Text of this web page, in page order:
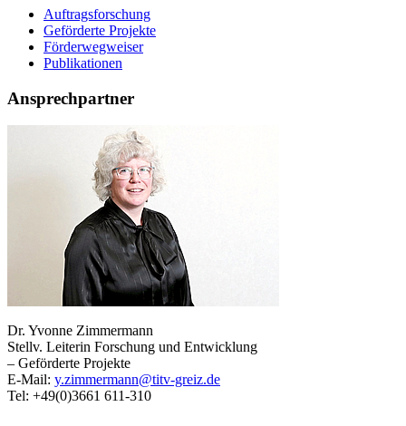
Auftragsforschung
Geförderte Projekte
Förderwegweiser
Publikationen
Ansprechpartner
Dr. Yvonne Zimmermann
Stellv. Leiterin Forschung und Entwicklung
– Geförderte Projekte
E-Mail: y.zimmermann@titv-greiz.de
Tel: +49(0)3661 611-310